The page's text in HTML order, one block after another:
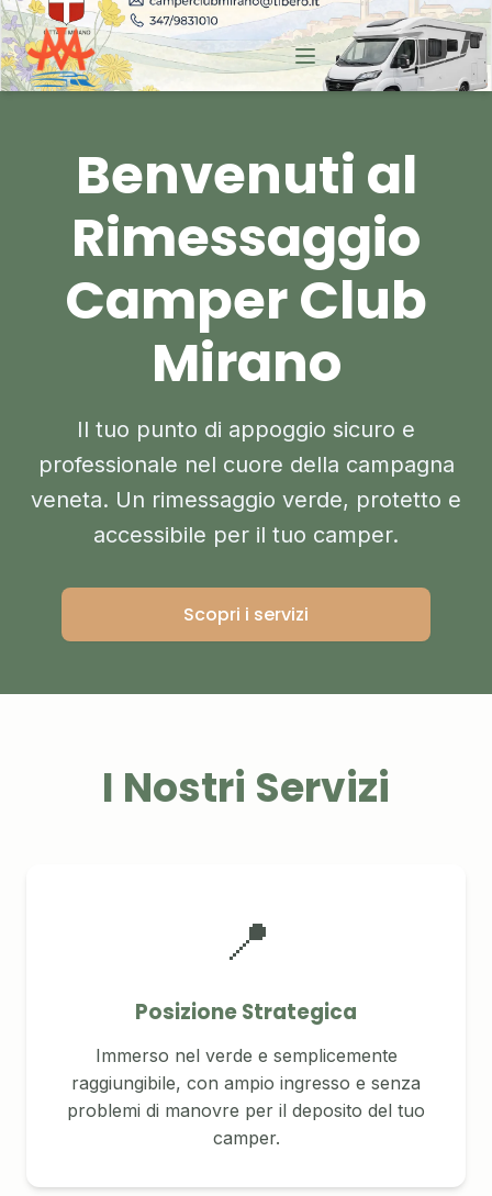
Benvenuti al
Rimessaggio
Camper Club
Mirano
Il tuo punto di appoggio sicuro e
professionale nel cuore della campagna
veneta. Un rimessaggio verde, protetto e
accessibile per il tuo camper.
Scopri i servizi
I Nostri Servizi
📍
Posizione Strategica
Immerso nel verde e semplicemente
raggiungibile, con ampio ingresso e senza
problemi di manovre per il deposito del tuo
camper.